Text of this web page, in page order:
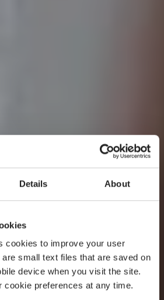
Details About
cookies to improve your user
small text files that are saved on
device when you visit the site.
cookie preferences at any time.
på räls -
äventyr genom Finland,
med tåg. Finland på räls går